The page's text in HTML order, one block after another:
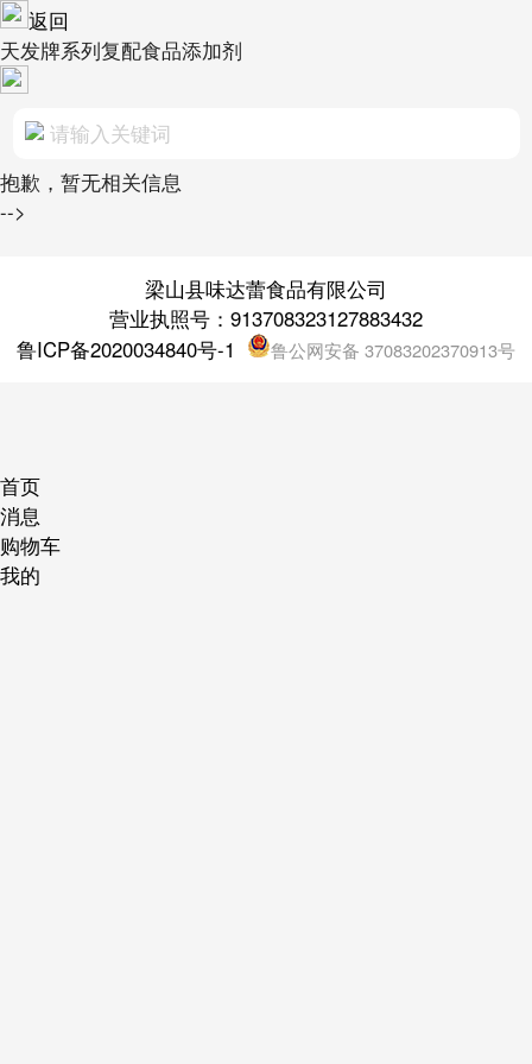
返回
天发牌系列复配食品添加剂
抱歉，暂无相关信息
-->
梁山县味达蕾食品有限公司
营业执照号：913708323127883432
鲁ICP备2020034840号-1
鲁公网安备 37083202370913号
首页
消息
购物车
我的